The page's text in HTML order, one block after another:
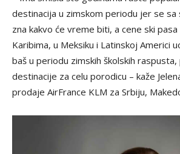
destinacija u zimskom periodu jer se sa
zna kakvo će vreme biti, a cene ski
Karibima, u Meksiku i Latinskoj Americi
baš u periodu zimskih školskih
destinacije za celu porodicu – kaže
prodaje AirFrance KLM za Srbiju,